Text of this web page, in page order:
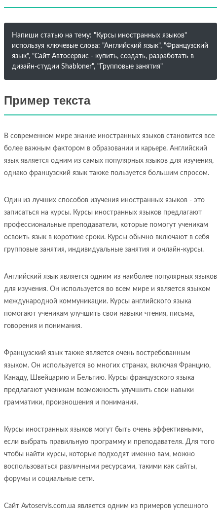
Напиши статью на тему: "Курсы иностранных языков"
используя ключевые слова: "Английский язык", "Французский
язык", "Сайт Автосервис - купить, создать, разработать в
дизайн-студии Shabloner", "Групповые занятия"
Пример текста
В современном мире знание иностранных языков становится все
более важным фактором в образовании и карьере. Английский
язык является одним из самых популярных языков для изучения,
однако французский язык также пользуется большим спросом.
Один из лучших способов изучения иностранных языков - это
записаться на курсы. Курсы иностранных языков предлагают
профессиональные преподаватели, которые помогут ученикам
освоить язык в короткие сроки. Курсы обычно включают в себя
групповые занятия, индивидуальные занятия и онлайн-курсы.
Английский язык является одним из наиболее популярных языков
для изучения. Он используется во всем мире и является языком
международной коммуникации. Курсы английского языка
помогают ученикам улучшить свои навыки чтения, письма,
говорения и понимания.
Французский язык также является очень востребованным
языком. Он используется во многих странах, включая Францию,
Канаду, Швейцарию и Бельгию. Курсы французского языка
предлагают ученикам возможность улучшить свои навыки
грамматики, произношения и понимания.
Курсы иностранных языков могут быть очень эффективными,
если выбрать правильную программу и преподавателя. Для того
чтобы найти курсы, которые подходят именно вам, можно
воспользоваться различными ресурсами, такими как сайты,
форумы и социальные сети.
Сайт Avtoservis.com.ua является одним из примеров успешного